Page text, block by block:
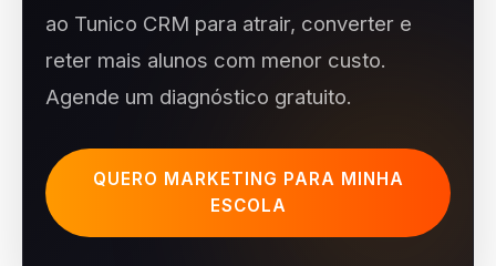
ao Tunico CRM para atrair, converter e
reter mais alunos com menor custo.
Agende um diagnóstico gratuito.
QUERO MARKETING PARA MINHA
ESCOLA